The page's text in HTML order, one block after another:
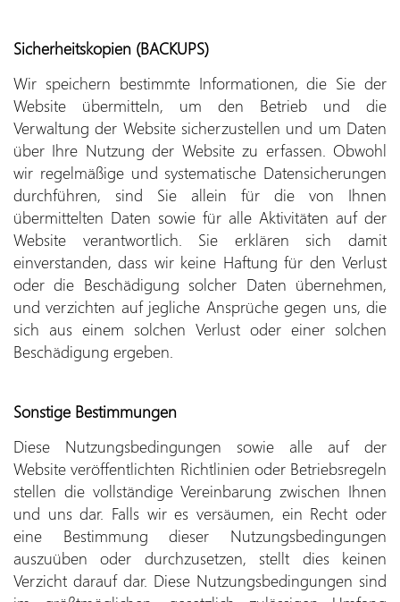
Sicherheitskopien (BACKUPS)
Wir speichern bestimmte Informationen, die Sie der
Website übermitteln, um den Betrieb und die
Verwaltung der Website sicherzustellen und um Daten
über Ihre Nutzung der Website zu erfassen. Obwohl
wir regelmäßige und systematische Datensicherungen
durchführen, sind Sie allein für die von Ihnen
übermittelten Daten sowie für alle Aktivitäten auf der
Website verantwortlich. Sie erklären sich damit
einverstanden, dass wir keine Haftung für den Verlust
oder die Beschädigung solcher Daten übernehmen,
und verzichten auf jegliche Ansprüche gegen uns, die
sich aus einem solchen Verlust oder einer solchen
Beschädigung ergeben.
Sonstige Bestimmungen
Diese Nutzungsbedingungen sowie alle auf der
Website veröffentlichten Richtlinien oder Betriebsregeln
stellen die vollständige Vereinbarung zwischen Ihnen
und uns dar. Falls wir es versäumen, ein Recht oder
eine Bestimmung dieser Nutzungsbedingungen
auszuüben oder durchzusetzen, stellt dies keinen
Verzicht darauf dar. Diese Nutzungsbedingungen sind